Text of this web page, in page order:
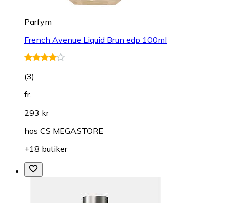
Parfym
French Avenue Liquid Brun edp 100ml
(3)
fr.
293 kr
hos CS MEGASTORE
+18 butiker